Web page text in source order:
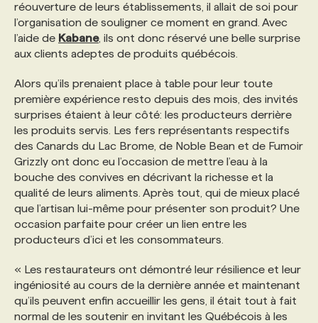
POURQUOI CHOISIR NOS FORMATIONS
NOS TARIFS
PROGRAMMES DE SUBVENTIONS
FAQ
ANNONCEZ AVEC NOUS
FAQ
ANNONCEZ AVEC NOUS
réouverture de leurs établissements, il allait de soi pour
l’organisation de souligner ce moment en grand. Avec
l’aide de Kabane, ils ont donc réservé une belle surprise
aux clients adeptes de produits québécois.
Alors qu’ils prenaient place à table pour leur toute
première expérience resto depuis des mois, des invités
surprises étaient à leur côté: les producteurs derrière
les produits servis. Les fers représentants respectifs
des Canards du Lac Brome, de Noble Bean et de Fumoir
Grizzly ont donc eu l’occasion de mettre l’eau à la
bouche des convives en décrivant la richesse et la
qualité de leurs aliments. Après tout, qui de mieux placé
que l’artisan lui-même pour présenter son produit? Une
occasion parfaite pour créer un lien entre les
producteurs d’ici et les consommateurs.
« Les restaurateurs ont démontré leur résilience et leur
ingéniosité au cours de la dernière année et maintenant
qu’ils peuvent enfin accueillir les gens, il était tout à fait
normal de les soutenir en invitant les Québécois à les